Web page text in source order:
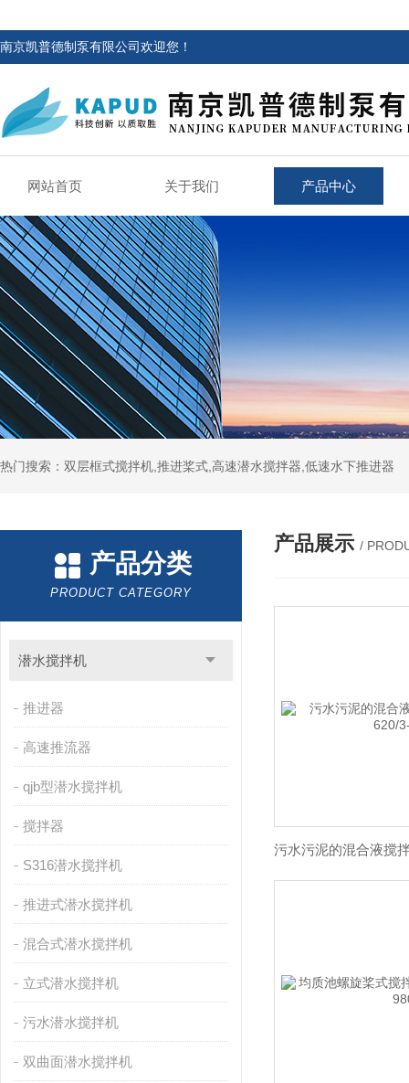
南京凯普德制泵有限公司欢迎您！
网站首页 关于我们 产品中心
热门搜索：双层框式搅拌机,推进桨式,高速潜水搅拌器,低速水下推进器
产品分类
PRODUCT CATEGORY
潜水搅拌机
推进器
高速推流器
qjb型潜水搅拌机
搅拌器
S316潜水搅拌机
推进式潜水搅拌机
混合式潜水搅拌机
立式潜水搅拌机
污水潜水搅拌机
双曲面潜水搅拌机
产品展示 /